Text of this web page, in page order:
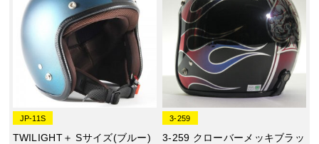
JP-11S
TWILIGHT＋ Sサイズ(ブルー)
3-259
3-259 クローバーメッキブラッ